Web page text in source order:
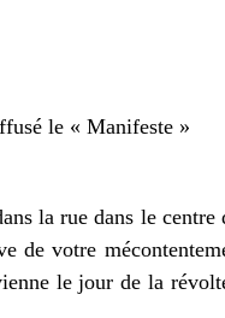
le « Manifeste »
la rue dans le centre
de votre
le jour de la